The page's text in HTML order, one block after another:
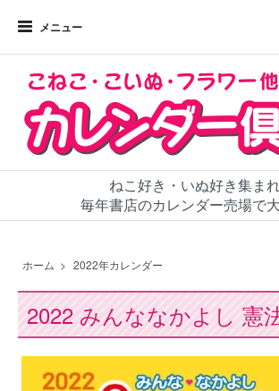
メニュー
ねこ好き・いぬ好き集まれ
毎年書店のカレンダー売場で
ホーム > 2022年カレンダー
2022 みんななかよし 憲